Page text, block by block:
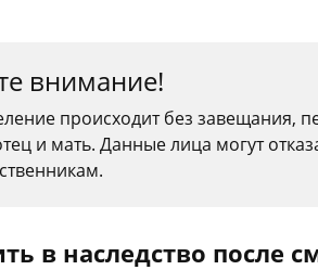
внимание!
происходит без завещания,
и мать. Данные лица могут
в наследство после